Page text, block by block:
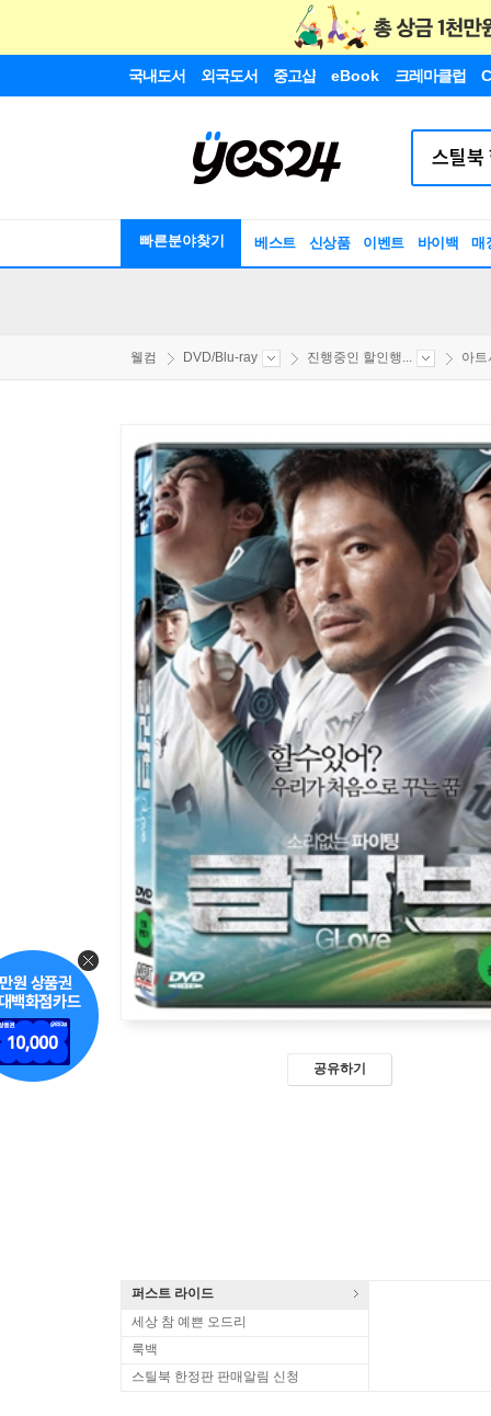
국내도서 외국도서 중고샵 eBook 크레마클럽
빠른분야찾기 베스트 신상품 이벤트 바이백 매
웰컴 DVD/Blu-ray 진행중인 할인행... 아트
공유하기
퍼스트 라이드
세상 참 예쁜 오드리
룩백
스틸북 한정판 판매알림 신청